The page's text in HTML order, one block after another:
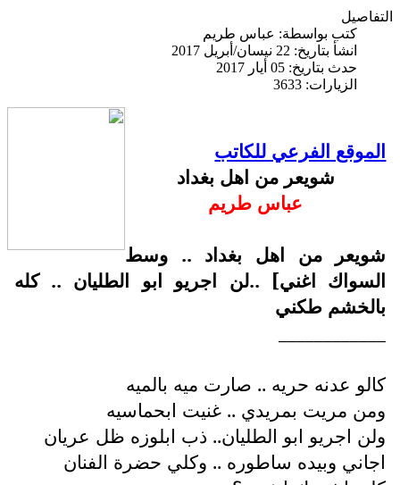
التفاصيل
كتب بواسطة: عباس طريم
انشأ بتاريخ: 22 نيسان/أبريل 2017
حدث بتاريخ: 05 أيار 2017
الزيارات: 3633
الموقع الفرعي للكاتب
شويعر من اهل بغداد
عباس طريم
شويعر من اهل بغداد .. وسط
السواك اغني] ..لن اجريو ابو الطليان .. كله
بالخشم طكني
كالو عدنه حريه .. صارت ميه بالميه
ومن مريت بمريدي .. غنيت ابحماسيه
ولن اجريو ابو الطليان.. ذب ابلوزه ظل عريان
اجاني وبيده ساطوره .. وكلي حضرة الفنان